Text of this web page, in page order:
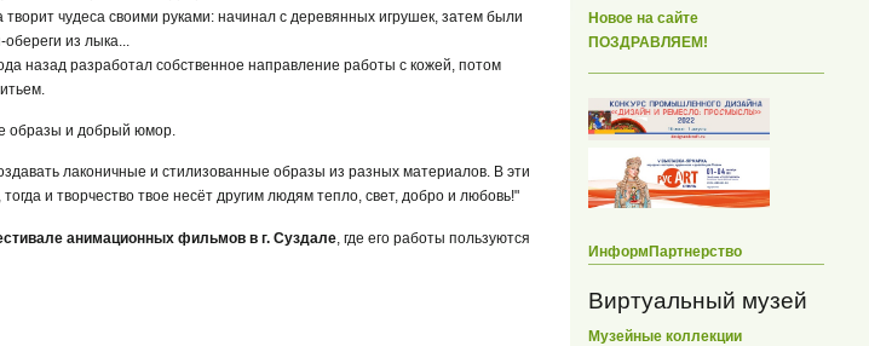
творит чудеса своими руками: начинал с деревянных игрушек, затем были
из лыка...
назад разработал собственное направление работы с кожей, потом
образы и добрый юмор.
лаконичные и стилизованные образы из разных материалов. В эти
и творчество твое несёт другим людям тепло, свет, добро и любовь!"
анимационных фильмов в г. Суздале , где его работы пользуются
Новое на сайте
ПОЗДРАВЛЯЕМ!
ИнформПартнерство
Виртуальный музей
Музейные коллекции